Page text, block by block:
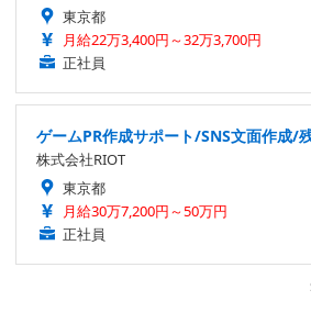
東京都
月給22万3,400円～32万3,700円
正社員
ゲームPR作成サポート/SNS文面作成/
株式会社RIOT
東京都
月給30万7,200円～50万円
正社員